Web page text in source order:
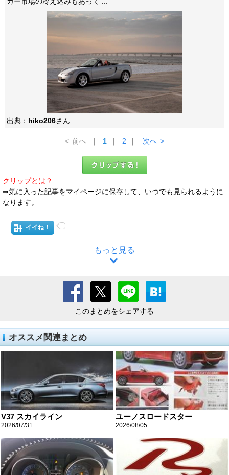
出典： hiko206さん
< 前へ ｜ 1 ｜ 2 ｜ 次へ >
クリップとは？
⇒気に入った記事をマイページに保存して、いつでも見られるように
なります。
イイね！
もっと見る
このまとめをシェアする
オススメ関連まとめ
V37 スカイライン
2026/07/31
ユーノスロードスター
2026/08/05